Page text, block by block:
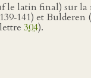
le latin final) sur
et Bulderen (
304).